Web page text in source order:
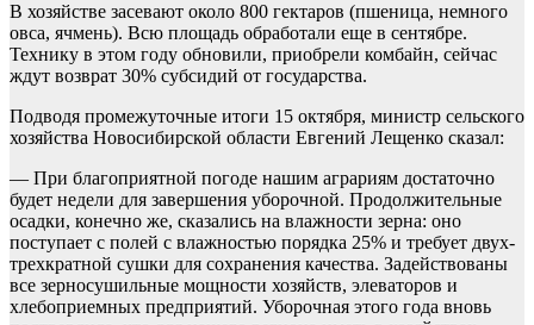
В хозяйстве засевают около 800 гектаров (пшеница, немного
овса, ячмень). Всю площадь обработали еще в сентябре.
Технику в этом году обновили, приобрели комбайн, сейчас
ждут возврат 30% субсидий от государства.
Подводя промежуточные итоги 15 октября, министр сельского
хозяйства Новосибирской области Евгений Лещенко сказал:
— При благоприятной погоде нашим аграриям достаточно
будет недели для завершения уборочной. Продолжительные
осадки, конечно же, сказались на влажности зерна: оно
поступает с полей с влажностью порядка 25% и требует двух-
трехкратной сушки для сохранения качества. Задействованы
все зерносушильные мощности хозяйств, элеваторов и
хлебоприемных предприятий. Уборочная этого года вновь